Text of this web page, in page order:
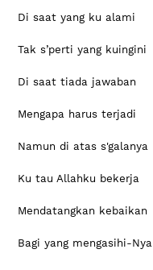
Di saat yang ku alami
Tak s’perti yang kuingini
Di saat tiada jawaban
Mengapa harus terjadi
Namun di atas s'galanya
Ku tau Allahku bekerja
Mendatangkan kebaikan
Bagi yang mengasihi-Nya